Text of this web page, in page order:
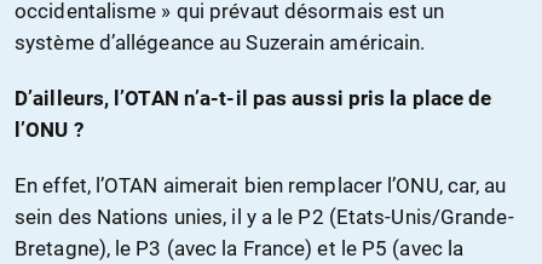
occidentalisme » qui prévaut désormais est un
système d’allégeance au Suzerain américain.
D’ailleurs, l’OTAN n’a-t-il pas aussi pris la place de
l’ONU ?
En effet, l’OTAN aimerait bien remplacer l’ONU, car, au
sein des Nations unies, il y a le P2 (Etats-Unis/Grande-
Bretagne), le P3 (avec la France) et le P5 (avec la